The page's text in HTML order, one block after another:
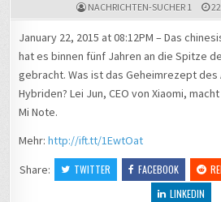
NACHRICHTEN-SUCHER 1
January 22, 2015 at 08:12PM – Das
hat es binnen fünf Jahren an die Spitze
gebracht. Was ist das Geheimrezept
Hybriden? Lei Jun, CEO von Xiaomi,
Mi Note.
Mehr:http://ift.tt/1EwtOat
Share:
TWITTER FACEBOOK
LINKEDIN